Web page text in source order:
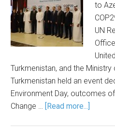
to
UN
Turkmenistan, and the
Turkmenistan held an event
Environment Day, outcomes
Change … [Read more...]